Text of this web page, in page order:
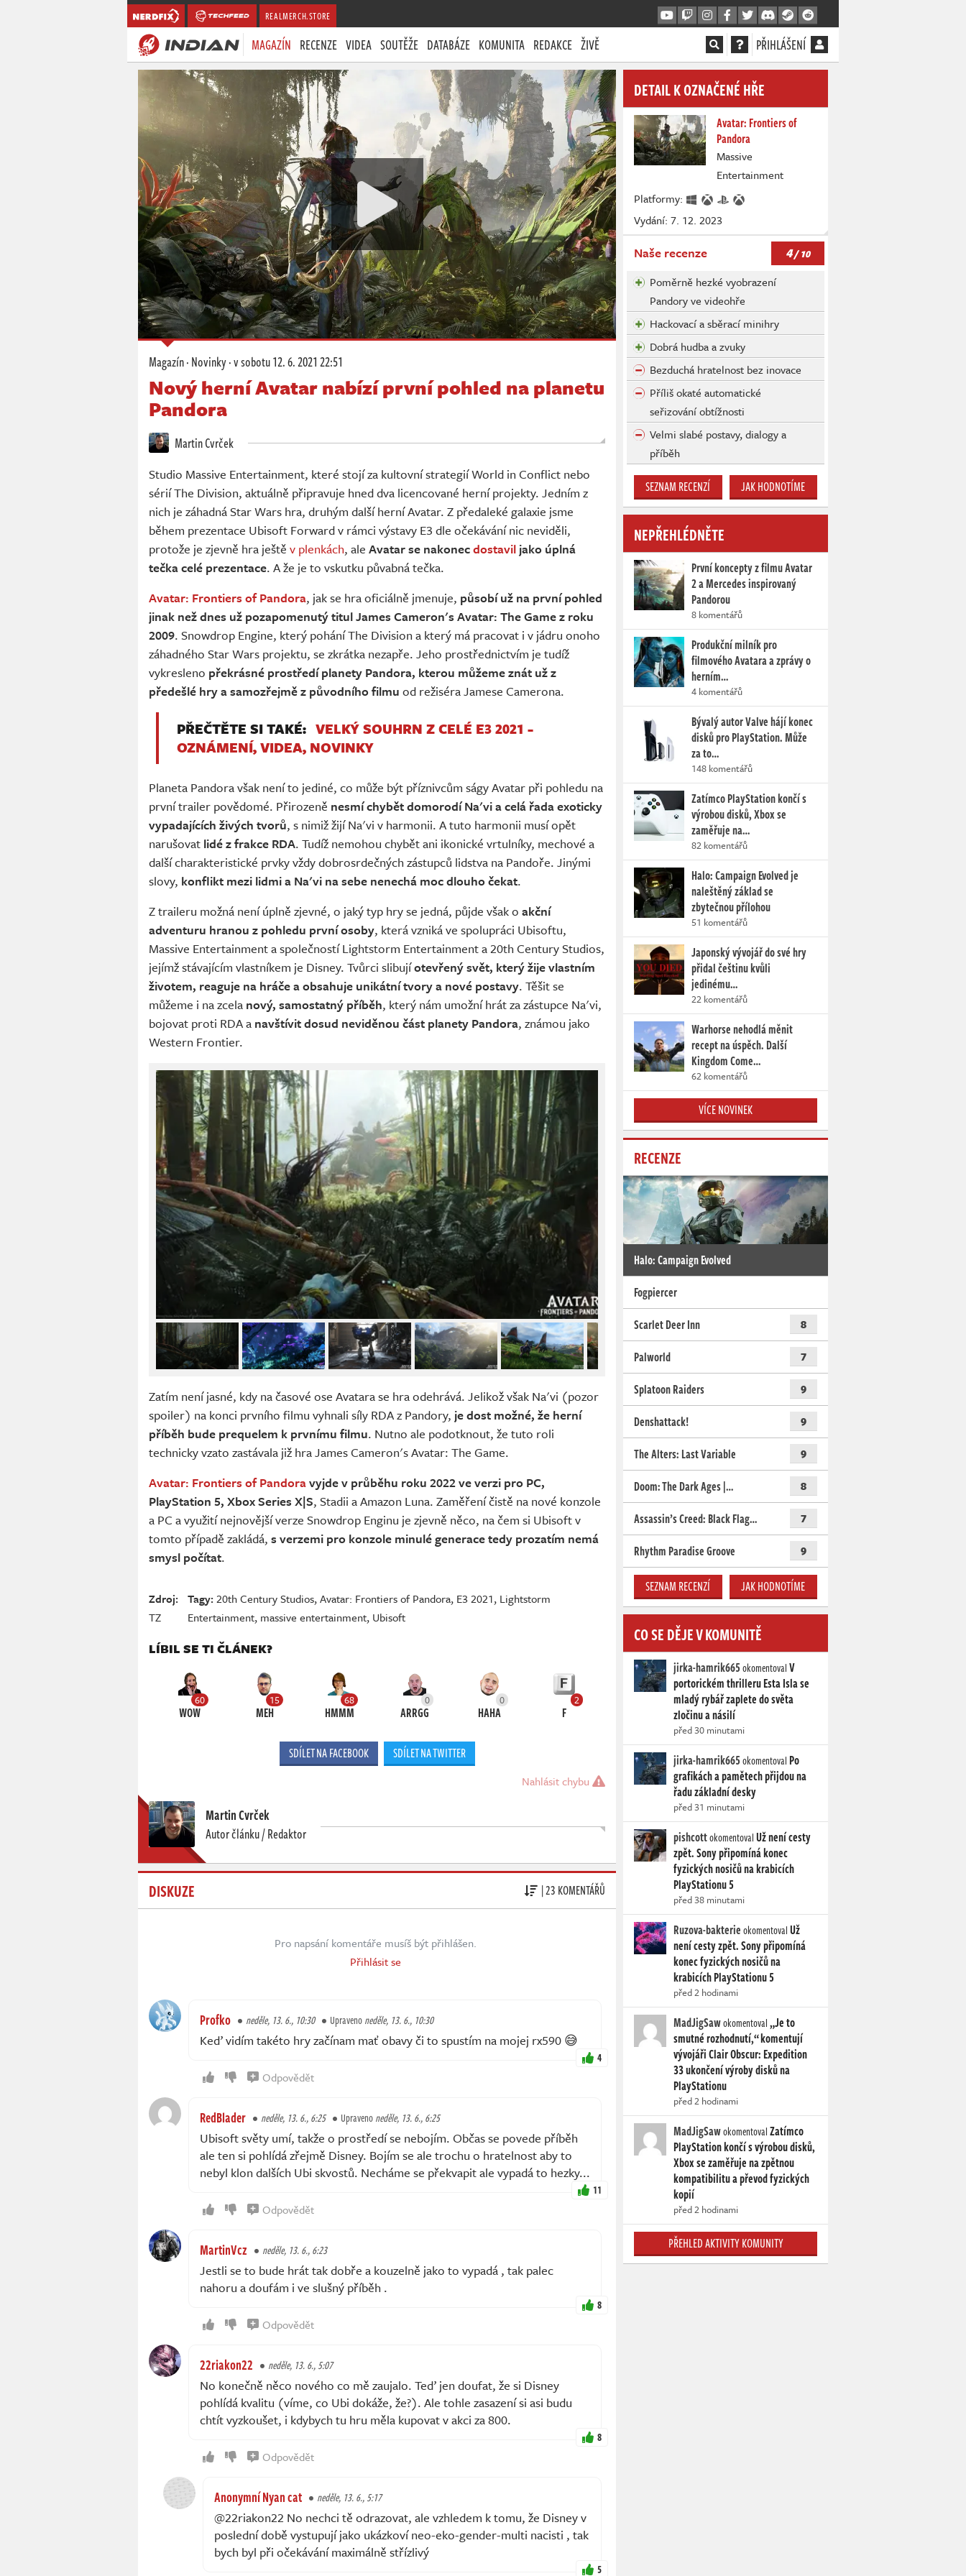
REALMERCH.STORE
MAGAZÍN RECENZE VIDEA SOUTĚŽE DATABÁZE KOMUNITA REDAKCE ŽIVĚ PŘIHLÁŠENÍ
Magazín·Novinky·v sobotu12. 6. 2021 22:51
Nový herní Avatar nabízí první pohled na planetu
Pandora
Martin Cvrček
Studio Massive Entertainment, které stojí za kultovní strategií World in Conflict nebo
sérií The Division, aktuálně připravuje hned dva licencované herní projekty. Jedním z
nich je záhadná Star Wars hra, druhým další herní Avatar. Z předaleké galaxie jsme
během prezentace Ubisoft Forward v rámci výstavy E3 dle očekávání nic neviděli,
protože je zjevně hra ještě v plenkách, ale Avatar se nakonecdostavil jako úplná
tečka celé prezentace. A že je to vskutku půvabná tečka.
Avatar: Frontiers of Pandora, jak se hra oficiálně jmenuje, působí už na první pohled
jinak než dnes už pozapomenutý titul James Cameron's Avatar: The Game z roku
2009. Snowdrop Engine, který pohání The Division a který má pracovat i v jádru onoho
záhadného Star Wars projektu, se zkrátka nezapře. Jeho prostřednictvím je tudíž
vykresleno překrásné prostředí planety Pandora, kterou můžeme znát už z
předešlé hry a samozřejmě z původního filmu od režiséra Jamese Camerona.
PŘEČTĚTE SI TAKÉ: VELKÝ SOUHRN Z CELÉ E3 2021 -
OZNÁMENÍ, VIDEA, NOVINKY
Planeta Pandora však není to jediné, co může být příznivcům ságy Avatar při pohledu na
první trailer povědomé. Přirozeně nesmí chybět domorodí Na'vi a celá řada exoticky
vypadajících živých tvorů, s nimiž žijí Na'vi v harmonii. A tuto harmonii musí opět
narušovat lidé z frakce RDA. Tudíž nemohou chybět ani ikonické vrtulníky, mechové a
další charakteristické prvky vždy dobrosrdečných zástupců lidstva na Pandoře. Jinými
slovy, konflikt mezi lidmi a Na'vi na sebe nenechá moc dlouho čekat.
Z traileru možná není úplně zjevné, o jaký typ hry se jedná, půjde však o akční
adventuru hranou z pohledu první osoby, která vzniká ve spolupráci Ubisoftu,
Massive Entertainment a společností Lightstorm Entertainment a 20th Century Studios,
jejímž stávajícím vlastníkem je Disney. Tvůrci slibujíotevřený svět, který žije vlastním
životem, reaguje na hráče a obsahuje unikátní tvory a nové postavy. Těšit se
můžeme i na zcela nový, samostatný příběh, který nám umožní hrát za zástupce Na'vi,
bojovat proti RDA a navštívit dosud neviděnou část planety Pandora, známou jako
Western Frontier.
Zatím není jasné, kdy na časové ose Avatara se hra odehrává. Jelikož však Na'vi (pozor
spoiler) na konci prvního filmu vyhnali síly RDA z Pandory, je dost možné, že herní
příběh bude prequelem k prvnímu filmu. Nutno ale podotknout, že tuto roli
technicky vzato zastávala již hra James Cameron's Avatar: The Game.
Avatar: Frontiers of Pandoravyjde v průběhu roku 2022 ve verzi pro PC,
PlayStation 5, Xbox Series X|S, Stadii a Amazon Luna. Zaměření čistě na nové konzole
a PC a využití nejnovější verze Snowdrop Enginu je zjevně něco, na čem si Ubisoft v
tomto případě zakládá, s verzemi pro konzole minulé generace tedy prozatím nemá
smysl počítat.
Zdroj:
TZ
Tagy:20th Century Studios,Avatar: Frontiers of Pandora, E3 2021, Lightstorm
Entertainment, massive entertainment, Ubisoft
LÍBIL SE TI ČLÁNEK?
60
WOW
15
MEH
68
HMMM
0
ARRGG
0
HAHA
2
F
SDÍLET NA FACEBOOK SDÍLET NA TWITTER
Nahlásit chybu
Martin Cvrček
Autor článku / Redaktor
DISKUZE | 23 KOMENTÁŘŮ
Pro napsání komentáře musíš být přihlášen.
Přihlásit se
Profko neděle, 13. 6., 10:30 Upravenoneděle, 13. 6., 10:30
Keď vidím takéto hry začínam mať obavy či to spustím na mojej rx590 😅
4
Odpovědět
RedBlader neděle, 13. 6., 6:25 Upravenoneděle, 13. 6., 6:25
Ubisoft světy umí, takže o prostředí se nebojím. Občas se povede příběh
ale ten si pohlídá zřejmě Disney. Bojím se ale trochu o hratelnost aby to
nebyl klon dalších Ubi skvostů. Necháme se překvapit ale vypadá to hezky...
11
Odpovědět
MartinVcz neděle, 13. 6., 6:23
Jestli se to bude hrát tak dobře a kouzelně jako to vypadá , tak palec
nahoru a doufám i ve slušný příběh .
8
Odpovědět
22riakon22 neděle, 13. 6., 5:07
No konečně něco nového co mě zaujalo. Teď jen doufat, že si Disney
pohlídá kvalitu (víme, co Ubi dokáže, že?). Ale tohle zasazení si asi budu
chtít vyzkoušet, i kdybych tu hru měla kupovat v akci za 800.
8
Odpovědět
Anonymní Nyan cat neděle, 13. 6., 5:17
@22riakon22 No nechci tě odrazovat, ale vzhledem k tomu, že Disney v
poslední době vystupují jako ukázkoví neo-eko-gender-multi nacisti , tak
bych byl při očekávání maximálně střízlivý
5
DETAIL K OZNAČENÉ HŘE
Avatar: Frontiers of
Pandora
Massive
Entertainment
Platformy:
Vydání: 7. 12. 2023
Naše recenze 4/ 10
Poměrně hezké vyobrazení
Pandory ve videohře
Hackovací a sběrací minihry
Dobrá hudba a zvuky
Bezduchá hratelnost bez inovace
Příliš okaté automatické
seřizování obtížnosti
Velmi slabé postavy, dialogy a
příběh
SEZNAM RECENZÍ JAK HODNOTÍME
NEPŘEHLÉDNĚTE
První koncepty z filmu Avatar
2 a Mercedes inspirovaný
Pandorou
8 komentářů
Produkční milník pro
filmového Avatara a zprávy o
herním…
4 komentářů
Bývalý autor Valve hájí konec
disků pro PlayStation. Může
za to…
148 komentářů
Zatímco PlayStation končí s
výrobou disků, Xbox se
zaměřuje na…
82 komentářů
Halo: Campaign Evolved je
naleštěný základ se
zbytečnou přílohou
51 komentářů
Japonský vývojář do své hry
přidal češtinu kvůli
jedinému…
22 komentářů
Warhorse nehodlá měnit
recept na úspěch. Další
Kingdom Come…
62 komentářů
VÍCE NOVINEK
RECENZE
Halo: Campaign Evolved
Fogpiercer
Scarlet Deer Inn
8
Palworld 7
Splatoon Raiders 9
Denshattack! 9
The Alters: Last Variable 9
Doom: The Dark Ages |… 8
Assassin’s Creed: Black Flag… 7
Rhythm Paradise Groove 9
SEZNAM RECENZÍ JAK HODNOTÍME
CO SE DĚJE V KOMUNITĚ
jirka-hamrik665okomentovalV
portorickém thrilleru Esta Isla se
mladý rybář zaplete do světa
zločinu a násilí
před 30 minutami
jirka-hamrik665okomentoval Po
grafikách a pamětech přijdou na
řadu základní desky
před 31 minutami
pishcottokomentovalUž není cesty
zpět. Sony připomíná konec
fyzických nosičů na krabicích
PlayStationu 5
před 38 minutami
Ruzova-bakterieokomentovalUž
není cesty zpět. Sony připomíná
konec fyzických nosičů na
krabicích PlayStationu 5
před 2 hodinami
MadJigSawokomentoval„Je to
smutné rozhodnutí,“ komentují
vývojáři Clair Obscur: Expedition
33 ukončení výroby disků na
PlayStationu
před 2 hodinami
MadJigSawokomentovalZatímco
PlayStation končí s výrobou disků,
Xbox se zaměřuje na zpětnou
kompatibilitu a převod fyzických
kopií
před 2 hodinami
PŘEHLED AKTIVITY KOMUNITY